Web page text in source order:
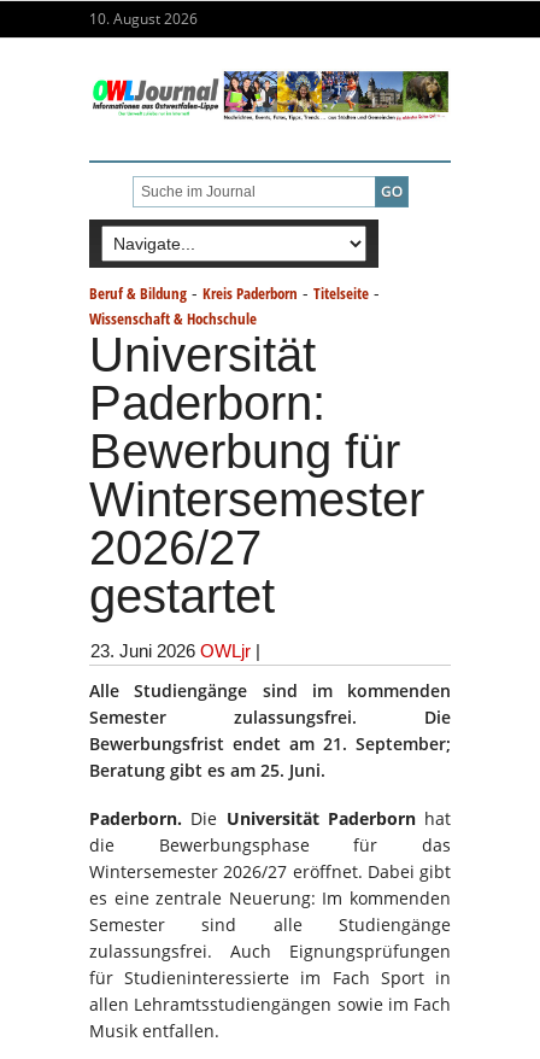
10. August 2026
Beruf & Bildung - Kreis Paderborn - Titelseite -
Wissenschaft & Hochschule
Universität
Paderborn:
Bewerbung für
Wintersemester
2026/27
gestartet
23. Juni 2026 OWLjr |
Alle Studiengänge sind im kommenden
Semester zulassungsfrei. Die
Bewerbungsfrist endet am 21. September;
Beratung gibt es am 25. Juni.
Paderborn. Die Universität Paderbornhat
die Bewerbungsphase für das
Wintersemester 2026/27 eröffnet. Dabei gibt
es eine zentrale Neuerung: Im kommenden
Semester sind alle Studiengänge
zulassungsfrei. Auch Eignungsprüfungen
für Studieninteressierte im Fach Sport in
allen Lehramtsstudiengängen sowie im Fach
Musik entfallen.